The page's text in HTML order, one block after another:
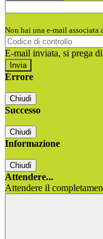
Non hai una e-mail associata
E-mail inviata, si prega
Errore
Chiudi
Successo
Chiudi
Informazione
Chiudi
Attendere...
Attendere il